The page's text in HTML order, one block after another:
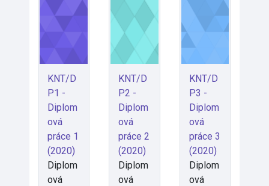
KNT/D
P1 -
Diplom
ová
práce 1
(2020)
Diplom
ová
KNT/D
P2 -
Diplom
ová
práce 2
(2020)
Diplom
ová
KNT/D
P3 -
Diplom
ová
práce 3
(2020)
Diplom
ová